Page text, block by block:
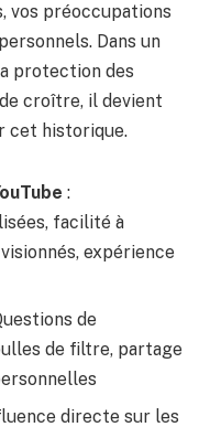
vos préoccupations
Dans un
protection des
croître, il devient
cet historique.
:
facilité à
expérience
de
de filtre, partage
directe sur les